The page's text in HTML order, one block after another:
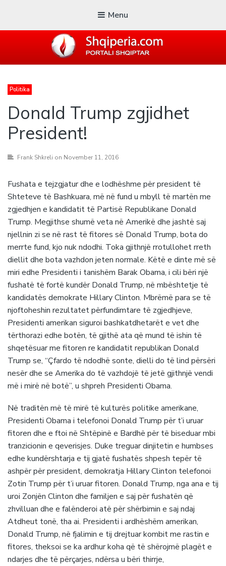
Menu
Politika
Donald Trump zgjidhet
President!
Frank Shkreli on November 11, 2016
Fushata e tejzgjatur dhe e lodhëshme për president të
Shteteve të Bashkuara, më në fund u mbyll të martën me
zgjedhjen e kandidatit të Partisë Republikane Donald
Trump. Megjithse shumë veta në Amerikë dhe jashtë saj
njellnin zi se në rast të fitores së Donald Trump, bota do
merrte fund, kjo nuk ndodhi. Toka gjithnjë rrotullohet rreth
diellit dhe bota vazhdon jeten normale. Këtë e dinte më së
miri edhe Presidenti i tanishëm Barak Obama, i cili bëri një
fushatë të fortë kundër Donald Trump, në mbështetje të
kandidatës demokrate Hillary Clinton. Mbrëmë para se të
njoftoheshin rezultatet përfundimtare të zgjedhjeve,
Presidenti amerikan siguroi bashkatdhetarët e vet dhe
tërthorazi edhe botën, të gjithë ata që mund të ishin të
shqetësuar me fitoren re kandidatit republikan Donald
Trump se, “Çfardo të ndodhë sonte, dielli do të lind përsëri
nesër dhe se Amerika do të vazhdojë të jetë gjithnjë vendi
më i mirë në botë”, u shpreh Presidenti Obama.
Në traditën më të mirë të kulturës politike amerikane,
Presidenti Obama i telefonoi Donald Trump për t’i uruar
fitoren dhe e ftoi në Shtëpinë e Bardhë për të biseduar mbi
tranzicionin e qeverisjes. Duke treguar dinjitetin e humbses
edhe kundërshtarja e tij gjatë fushatës shpesh tepër të
ashpër për president, demokratja Hillary Clinton telefonoi
Zotin Trump për t’i uruar fitoren. Donald Trump, nga ana e tij
uroi Zonjën Clinton dhe familjen e saj për fushatën që
zhvilluan dhe e falënderoi atë për shërbimin e saj ndaj
Atdheut tonë, tha ai. Presidenti i ardhëshëm amerikan,
Donald Trump, në fjalimin e tij drejtuar kombit me rastin e
fitores, theksoi se ka ardhur koha që të shërojmë plagët e
ndarjes dhe të përçarjes, ndërsa u bëri thirrje,